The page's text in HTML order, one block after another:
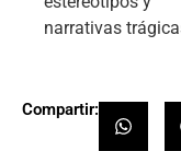
narrativas
Compartir: